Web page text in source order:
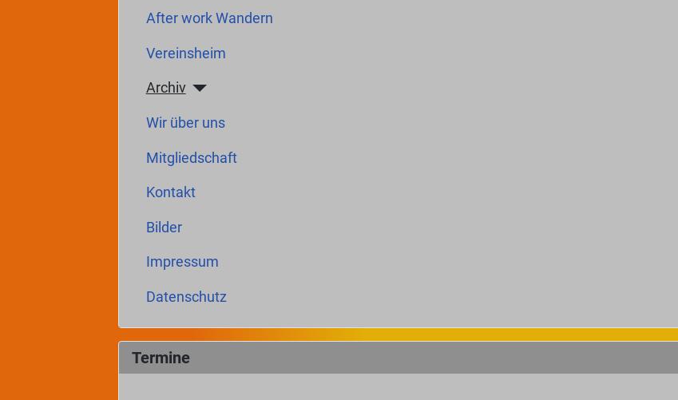
After work Wandern
Vereinsheim
Archiv
Wir über uns
Mitgliedschaft
Kontakt
Bilder
Impressum
Datenschutz
Termine